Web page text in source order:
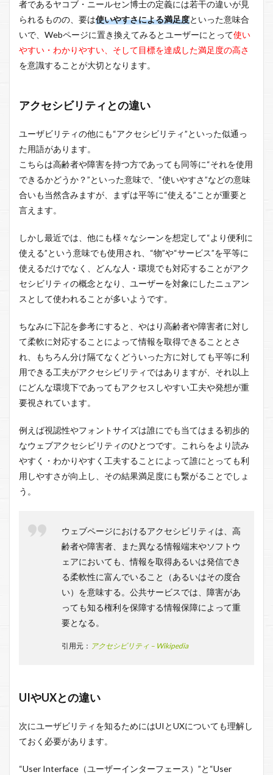
者であるヤコブ・ニールセン博士の定義には若干の違いが見
られるものの、要は使いやすさによる満足度といった意味合
いで、Webページに置き換えてみるとユーザーにとって使い
やすい・わかりやすい、そして目標を達成した満足度の高さ
を意識することが大切となります。
アクセシビリティとの違い
ユーザビリティの他にも“アクセシビリティ”といった似通っ
た用語があります。
こちらは高齢者や障害を持つ方であっても同等に“それを使用
できるかどうか？”といった意味で、“使いやすさ”などの意味
合いも当然含みますが、まずは平等に“使える”ことが重要と
言えます。
しかし最近では、他にも様々なシーンを想定して“より便利に
使える”という意味でも使用され、“物”や“サービス”を平等に
使えるだけでなく、どんな人・環境でも対応することがアク
セシビリティの概念となり、ユーザーを対象にしたニュアン
スとして使われることが多いようです。
ちなみに下記を参考にすると、やはり高齢者や障害者に対し
て柔軟に対応することによって情報を取得できることとさ
れ、もちろん分け隔てなくどういった方に対しても平等に利
用できる工夫がアクセシビリティではありますが、それ以上
にどんな環境下であってもアクセスしやすい工夫や発想が重
要視されています。
例えば視認性やフォントサイズは誰にでも当てはまる初歩的
なウェブアクセシビリティのひとつです。これらをより読み
やすく・わかりやすく工夫することによって誰にとっても利
用しやすさが向上し、その結果満足度にも繋がることでしょ
う。
ウェブページにおけるアクセシビリティは、高
齢者や障害者、また異なる情報端末やソフトウ
ェアにおいても、情報を取得あるいは発信でき
る柔軟性に富んでいること（あるいはその度合
い）を意味する。公共サービスでは、障害があ
っても知る権利を保障する情報保障によって重
要となる。
引用元： アクセシビリティ – Wikipedia
UIやUXとの違い
次にユーザビリティを知るためにはUIとUXについても理解し
ておく必要があります。
“User Interface（ユーザーインターフェース）”と“User